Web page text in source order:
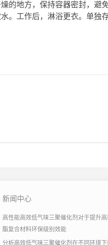
的地方，保持容器密封，避
。工作后，淋浴更衣。单独
新闻中心
高性能高效低气味三聚催化剂对于提升
酯复合材料环保级别效能
分析高效低气味三聚催化剂在不同环境